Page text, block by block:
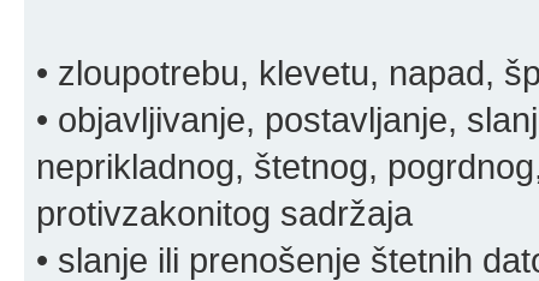
• zloupotrebu, klevetu, napad,
• objavljivanje, postavljanje,
neprikladnog, štetnog,
protivzakonitog sadržaja
• slanje ili prenošenje štetnih